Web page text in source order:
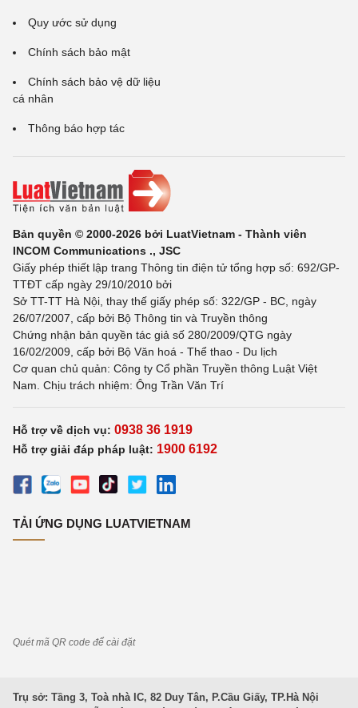
Quy ước sử dụng
Chính sách bảo mật
Chính sách bảo vệ dữ liệu
cá nhân
Thông báo hợp tác
Bản quyền © 2000-2026 bởi LuatVietnam - Thành viên
INCOM Communications ., JSC
Giấy phép thiết lập trang Thông tin điện tử tổng hợp số: 692/GP-
TTĐT cấp ngày 29/10/2010 bởi
Sở TT-TT Hà Nội, thay thế giấy phép số: 322/GP - BC, ngày
26/07/2007, cấp bởi Bộ Thông tin và Truyền thông
Chứng nhận bản quyền tác giả số 280/2009/QTG ngày
16/02/2009, cấp bởi Bộ Văn hoá - Thể thao - Du lịch
Cơ quan chủ quản: Công ty Cổ phần Truyền thông Luật Việt
Nam. Chịu trách nhiệm: Ông Trần Văn Trí
Hỗ trợ về dịch vụ: 0938 36 1919
Hỗ trợ giải đáp pháp luật: 1900 6192
TẢI ỨNG DỤNG LUATVIETNAM
Quét mã QR code để cài đặt
Trụ sở: Tầng 3, Toà nhà IC, 82 Duy Tân, P.Cầu Giấy, TP.Hà Nội